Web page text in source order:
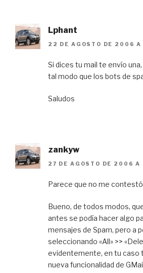
Lphant
22 DE AGOSTO DE 2006
Si dices tu mail te envío
tal modo que los bots de
Saludos
zankyw
27 DE AGOSTO DE 2006 A
Parece que no me contestó
Bueno, de todos modos,
antes se podía hacer algo
mensajes de Spam, pero a
seleccionando «All» >>
evidentemente, en tu caso
nueva funcionalidad de